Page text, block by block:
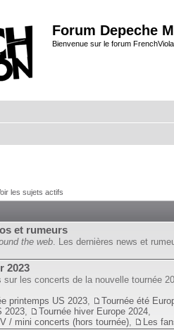
Forum Depeche
Bienvenue sur le forum
les sujets actifs
et rumeurs
the web . Les dernières news et
2023
les concerts de la nouvelle tournée
printemps US 2023
Tournée été
2023
Tournée hiver Europe 2024
/ mini concerts (hors tournée)
Les